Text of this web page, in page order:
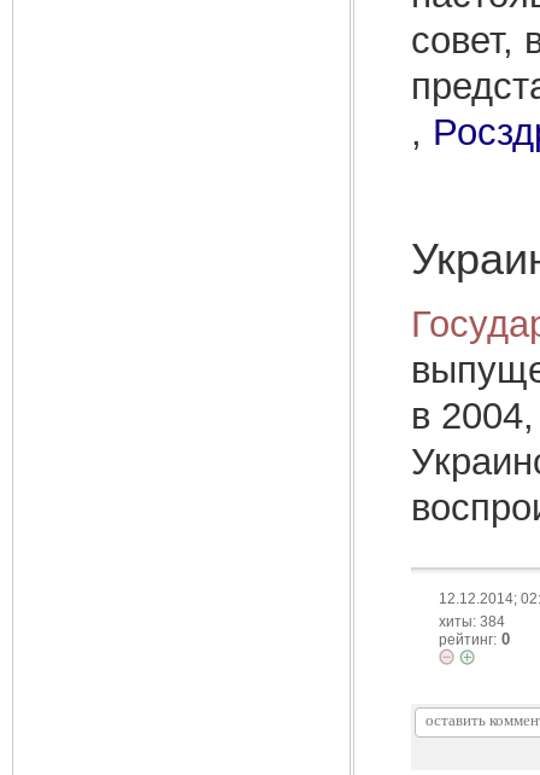
совет,
,
в
12.12.2014;
хиты: 384
рейтинг: 0